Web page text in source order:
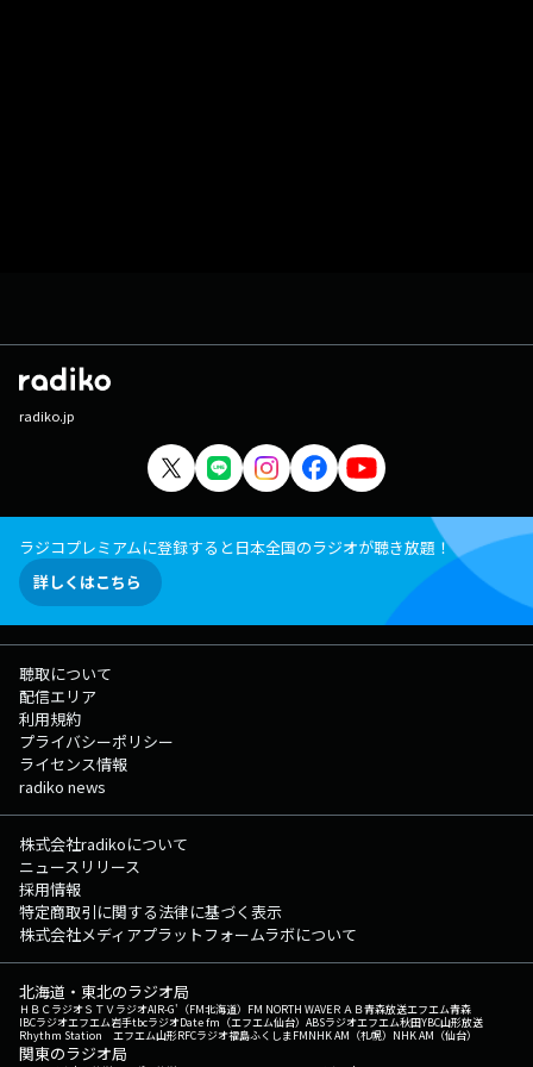
radiko.jp
ラジコプレミアムに登録すると日本全国のラジオが聴き放題！
詳しくはこちら
聴取について
配信エリア
利用規約
プライバシーポリシー
ライセンス情報
radiko news
株式会社radikoについて
ニュースリリース
採用情報
特定商取引に関する法律に基づく表示
株式会社メディアプラットフォームラボについて
北海道・東北のラジオ局
ＨＢＣラジオＳＴＶラジオAIR-G'（FM北海道） FM NORTH WAVEＲＡＢ青森放送エフエム青森
IBCラジオエフエム岩手tbcラジオDate fm（エフエム仙台） ABSラジオエフエム秋田YBC山形放送
Rhythm Station エフエム山形RFCラジオ福島ふくしまFMNHK AM（札幌） NHK AM（仙台）
関東のラジオ局